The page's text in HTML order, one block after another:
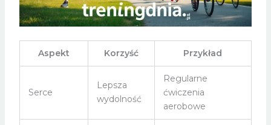
Aspekt Korzyść Przykład
Serce
Lepsza
wydolność
Regularne
ćwiczenia
aerobowe